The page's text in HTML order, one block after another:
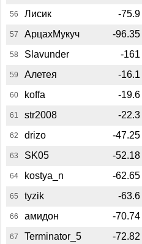
56 Лисик -75.9
57 АрцахМукуч -96.35
58 Slavunder -161
59 Алетея -16.1
60 koffa -19.6
61 str2008 -22.3
62 drizo -47.25
63 SK05 -52.18
64 kostya_n -62.65
65 tyzik -63.6
66 амидон -70.74
67 Terminator_5 -72.82